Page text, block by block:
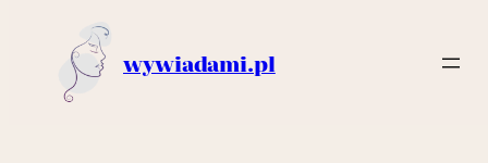
Przejdź
wywiadami.pl